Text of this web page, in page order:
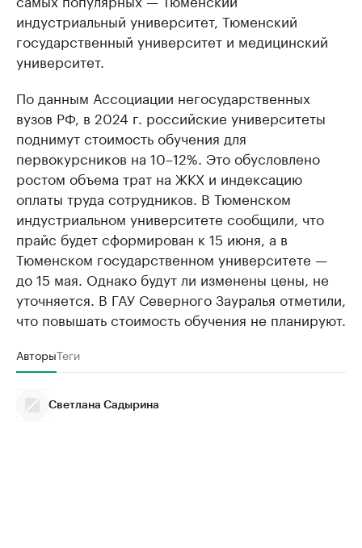
индустриальный университет, Тюменский
государственный университет и медицинский
университет.
По данным Ассоциации негосударственных
вузов РФ, в 2024 г. российские университеты
поднимут стоимость обучения для
первокурсников на 10–12%. Это обусловлено
ростом объема трат на ЖКХ и индексацию
оплаты труда сотрудников. В Тюменском
индустриальном университете сообщили, что
прайс будет сформирован к 15 июня, а в
Тюменском государственном университете —
до 15 мая. Однако будут ли изменены цены, не
уточняется. В ГАУ Северного Зауралья отметили,
что повышать стоимость обучения не планируют.
АвторыТеги
Светлана Садырина